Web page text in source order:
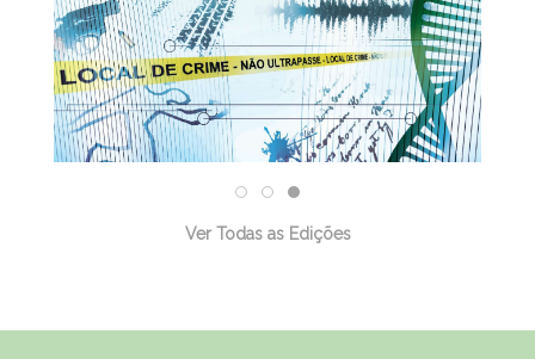
Ver Todas as Edições